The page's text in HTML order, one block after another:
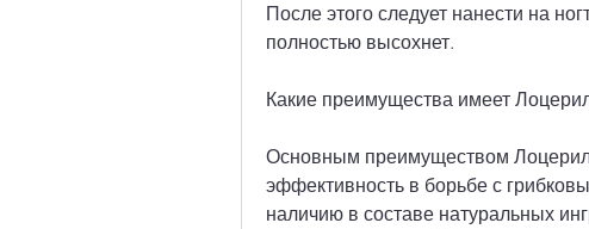
После этого следует нанести на
полностью высохнет.
Какие преимущества имеет
Основным преимуществом Лоцерил
эффективность в борьбе с
наличию в составе натуральных